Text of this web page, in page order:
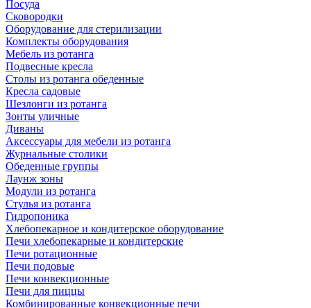
Посуда
Сковородки
Оборудование для стерилизации
Комплекты оборудования
Мебель из ротанга
Подвесные кресла
Столы из ротанга обеденные
Кресла садовые
Шезлонги из ротанга
Зонты уличные
Диваны
Аксессуары для мебели из ротанга
Журнальные столики
Обеденные группы
Лаунж зоны
Модули из ротанга
Стулья из ротанга
Гидропоника
Хлебопекарное и кондитерское оборудование
Печи хлебопекарные и кондитерские
Печи ротационные
Печи подовые
Печи конвекционные
Печи для пиццы
Комбинированные конвекционные печи